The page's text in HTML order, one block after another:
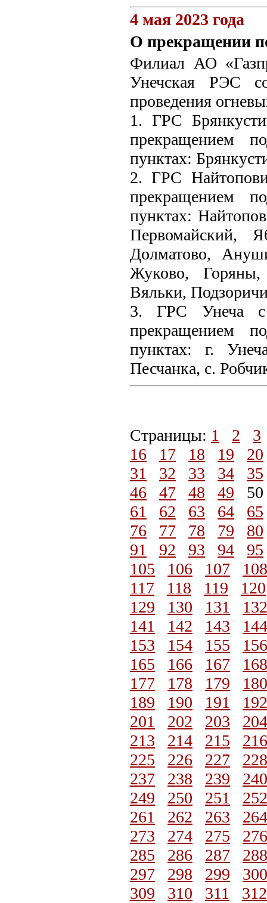
4 мая 2023 года
О прекращении
Филиал АО
Унечская РЭС
проведения
1. ГРС
прекращением
пунктах:
2. ГРС
прекращением
пунктах:
Первомайский,
Долматово,
Жуково,
Вяльки,
3. ГРС Унеча с
прекращением
пунктах: г.
Песчанка, с.
Страницы: 1 2
3
16
17 18 19
20
31
32 33 34
35
46
47 48 49
61
62 63 64
65
76
77 78 79
80
91
92 93 94
95
105
106 107
108
117
118 119
120
129
130 131
132
141
142 143
144
153
154 155
156
165
166 167
168
177
178 179
180
189
190 191
192
201
202 203
204
213
214 215
216
225
226 227
228
237
238 239
240
249
250 251
252
261
262 263
264
273
274 275
276
285
286 287
288
297
298 299
300
309
310 311 312